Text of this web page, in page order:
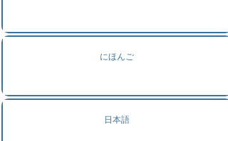
にほんご
日本語